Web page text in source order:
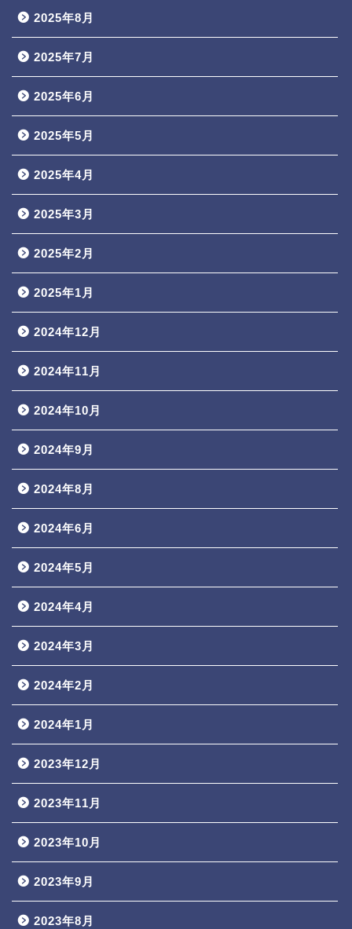
2025年8月
2025年7月
2025年6月
2025年5月
2025年4月
2025年3月
2025年2月
2025年1月
2024年12月
2024年11月
2024年10月
2024年9月
2024年8月
2024年6月
2024年5月
2024年4月
2024年3月
2024年2月
2024年1月
2023年12月
2023年11月
2023年10月
2023年9月
2023年8月